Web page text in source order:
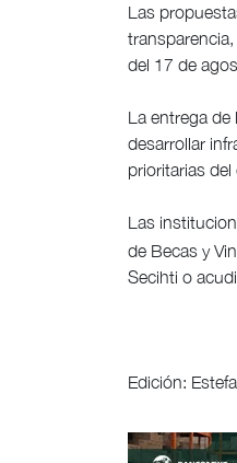
Las
del 17 de
La entrega de
desarrollar
prioritarias del
Las
de Becas y
Secihti o
Edición: